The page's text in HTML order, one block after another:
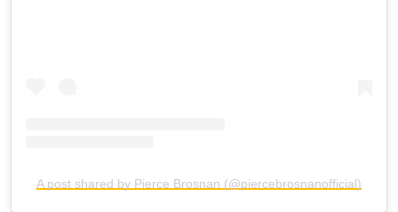
A post shared by Pierce Brosnan (@piercebrosnanofficial)